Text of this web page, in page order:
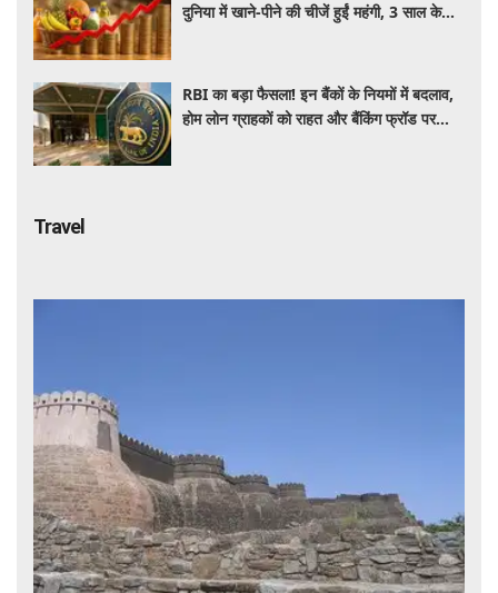
दुनिया में खाने-पीने की चीजें हुईं महंगी, 3 साल के
RBI का बड़ा फैसला! इन बैंकों के नियमों में बदलाव,
होम लोन ग्राहकों को राहत और बैंकिंग फ्रॉड पर
Travel